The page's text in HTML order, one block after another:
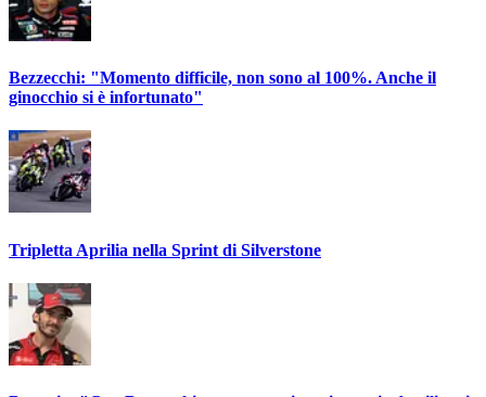
Bezzecchi: "Momento difficile, non sono al 100%. Anche il
ginocchio si è infortunato"
Tripletta Aprilia nella Sprint di Silverstone